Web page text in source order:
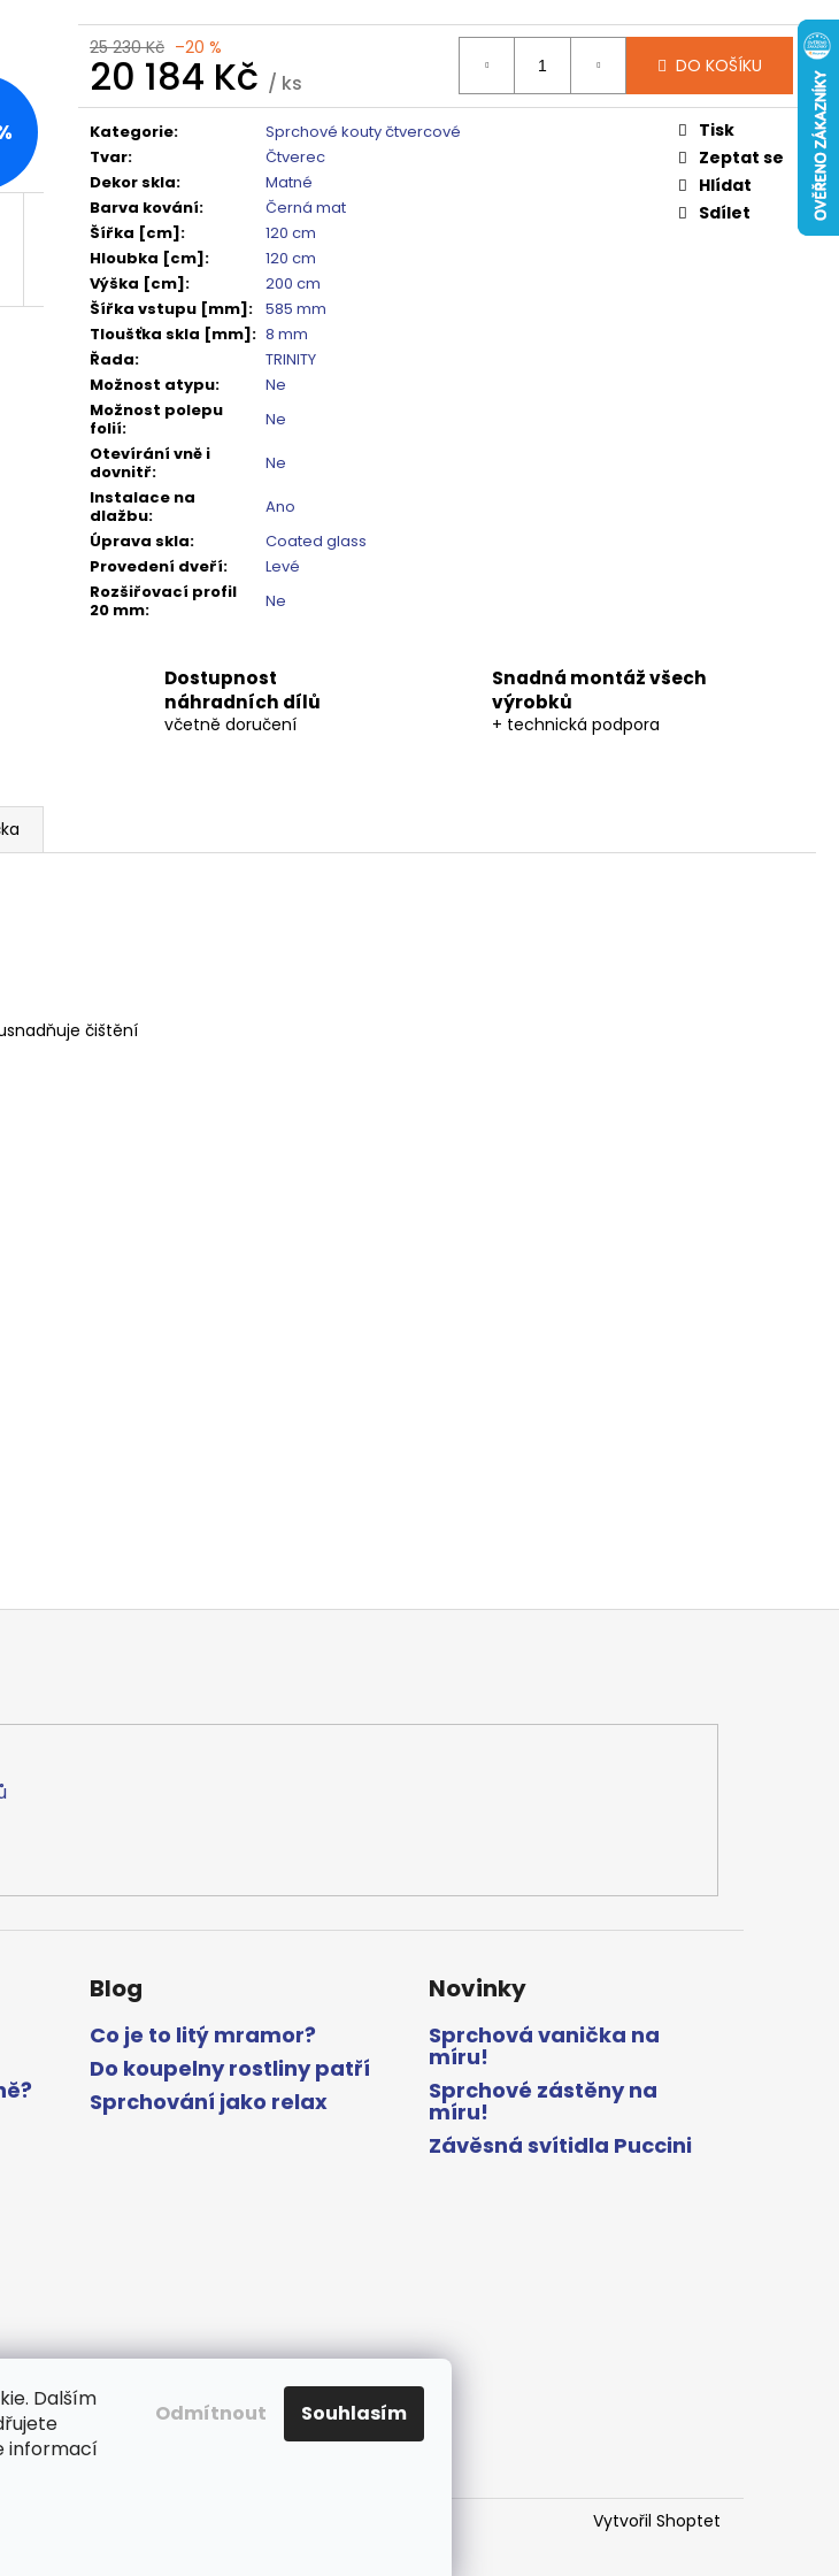
Dalším
informací
Odmítnout Souhlasím
25 230 Kč –20 %
20 184 Kč / ks
Měrná
cena:
DO KOŠÍKU
Kategorie:
Sprchové kouty čtvercové
Tvar:
Čtverec
Dekor skla:
Matné
Barva kování:
Černá mat
Šířka [cm]:
120 cm
Hloubka [cm]:
120 cm
Výška [cm]:
200 cm
Šířka vstupu [mm]: 585 mm
Tloušťka skla [mm]: 8 mm
Řada:
TRINITY
Možnost atypu:
Ne
Možnost polepu
folií:
Ne
Otevírání vně i
dovnitř:
Ne
Instalace na
dlažbu:
Ano
Úprava skla:
Coated glass
Provedení dveří:
Levé
Rozšiřovací profil
20 mm: Ne
Tisk
Zeptat se
Hlídat
Sdílet
Dostupnost
náhradních dílů
včetně doručení
Snadná montáž všech
výrobků
+ technická podpora
čištění
16 792 Kč
Původně:
Blog
Co je to litý mramor?
Do koupelny rostliny patří
Sprchování jako relax
Novinky
Sprchová vanička na
míru!
Sprchové zástěny na
míru!
Závěsná svítidla Puccini
www.gelcocz.eu
Vytvořil Shoptet